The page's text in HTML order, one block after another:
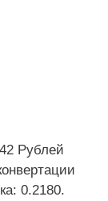
Рублей
0.2180.